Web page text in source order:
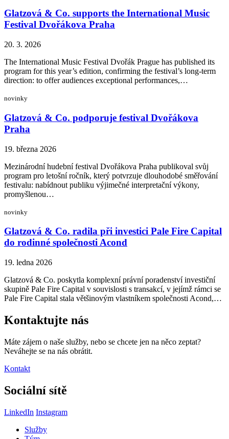
Glatzová & Co. supports the International Music
Festival Dvořákova Praha
20. 3. 2026
The International Music Festival Dvořák Prague has published its
program for this year’s edition, confirming the festival’s long-term
direction: to offer audiences exceptional performances,…
novinky
Glatzová & Co. podporuje festival Dvořákova
Praha
19. března 2026
Mezinárodní hudební festival Dvořákova Praha publikoval svůj
program pro letošní ročník, který potvrzuje dlouhodobé směřování
festivalu: nabídnout publiku výjimečné interpretační výkony,
promyšlenou…
novinky
Glatzová & Co. radila při investici Pale Fire Capital
do rodinné společnosti Acond
19. ledna 2026
Glatzová & Co. poskytla komplexní právní poradenství investiční
skupině Pale Fire Capital v souvislosti s transakcí, v jejímž rámci se
Pale Fire Capital stala většinovým vlastníkem společnosti Acond,…
Kontaktujte nás
Máte zájem o naše služby, nebo se chcete jen na něco zeptat?
Neváhejte se na nás obrátit.
Kontakt
Sociální sítě
LinkedIn Instagram
Služby